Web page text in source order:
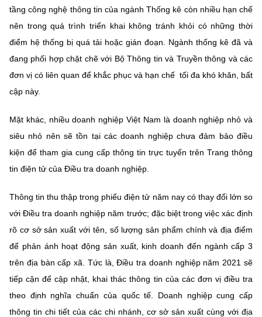
tầng công nghệ thông tin của ngành Thống kê còn nhiều hạn chế
nên trong quá trình triển khai không tránh khỏi có những thời
điểm hệ thống bị quá tải hoặc gián đoạn. Ngành thống kê đã và
đang phối hợp chặt chẽ với Bộ Thông tin và Truyền thông và các
đơn vị có liên quan để khắc phục và hạn chế tối đa khó khăn, bất
cập này.
Mặt khác, nhiều doanh nghiệp Việt Nam là doanh nghiệp nhỏ và
siêu nhỏ nên sẽ tồn tại các doanh nghiệp chưa đảm bảo điều
kiện để tham gia cung cấp thông tin trực tuyến trên Trang thông
tin điện tử của Điều tra doanh nghiệp.
Thông tin thu thập trong phiếu điện tử năm nay có thay đổi lớn so
với Điều tra doanh nghiệp năm trước; đặc biệt trong việc xác định
rõ cơ sở sản xuất với tên, số lượng sản phẩm chính và địa điểm
để phản ánh hoạt động sản xuất, kinh doanh đến ngành cấp 3
trên địa bàn cấp xã. Tức là, Điều tra doanh nghiệp năm 2021 sẽ
tiếp cận để cập nhật, khai thác thông tin của các đơn vị điều tra
theo định nghĩa chuẩn của quốc tế. Doanh nghiệp cung cấp
thông tin chi tiết của các chi nhánh, cơ sở sản xuất cùng với địa